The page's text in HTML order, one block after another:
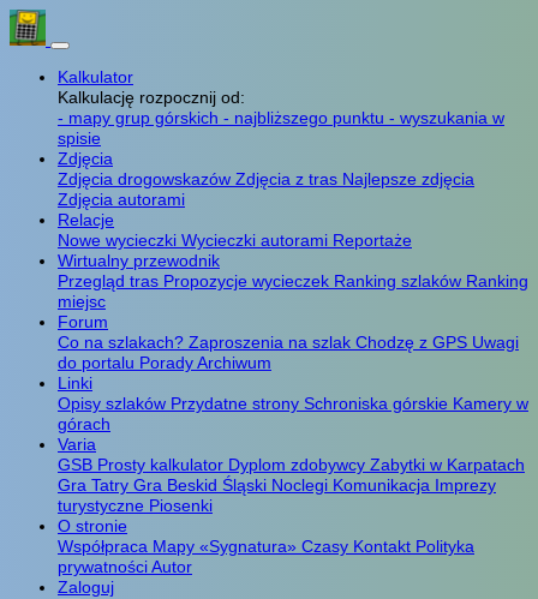
Kalkulator
Kalkulację rozpocznij od:
- mapy grup górskich - najbliższego punktu - wyszukania w
spisie
Zdjęcia
Zdjęcia drogowskazów Zdjęcia z tras Najlepsze zdjęcia
Zdjęcia autorami
Relacje
Nowe wycieczki Wycieczki autorami Reportaże
Wirtualny przewodnik
Przegląd tras Propozycje wycieczek Ranking szlaków Ranking
miejsc
Forum
Co na szlakach? Zaproszenia na szlak Chodzę z GPS Uwagi
do portalu PoradyArchiwum
Linki
Opisy szlaków Przydatne strony Schroniska górskie Kamery w
górach
Varia
GSB Prosty kalkulator Dyplom zdobywcy Zabytki w Karpatach
Gra Tatry Gra Beskid Śląski Noclegi Komunikacja Imprezy
turystyczne Piosenki
O stronie
Współpraca Mapy «Sygnatura» Czasy Kontakt Polityka
prywatnościAutor
Zaloguj